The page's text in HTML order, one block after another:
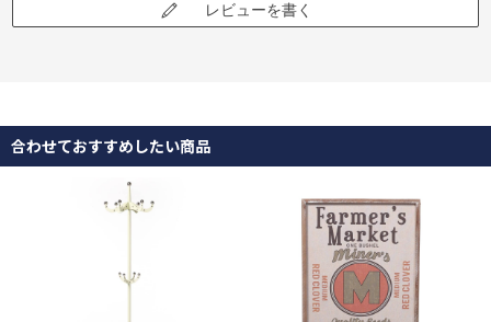
レビューを書く
合わせておすすめしたい商品